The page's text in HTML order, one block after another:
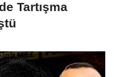
Tartışma